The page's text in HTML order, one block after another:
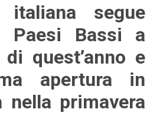
italiana segue
Paesi Bassi a
quest’anno e
apertura in
nella primavera